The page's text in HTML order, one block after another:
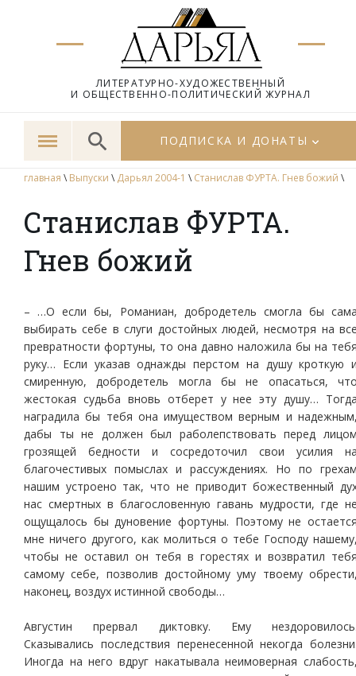
ЛИТЕРАТУРНО-ХУДОЖЕСТВЕННЫЙ
И ОБЩЕСТВЕННО-ПОЛИТИЧЕСКИЙ ЖУРНАЛ
ПОДПИСКА И ДОНАТЫ
главная \ Выпуски \ Дарьял 2004-1 \ Станислав ФУРТА. Гнев божий \
Станислав ФУРТА.
Гнев божий
– …О если бы, Романиан, добродетель смогла бы
выбирать себе в слуги достойных людей, несмотря на
превратности фортуны, то она давно наложила бы на
руку… Если указав однажды перстом на душу кроткую
смиренную, добродетель могла бы не опасаться,
жестокая судьба вновь отберет у нее эту душу…
наградила бы тебя она имуществом верным и
дабы ты не должен был раболепствовать перед
грозящей бедности и сосредоточил свои усилия
благочестивых помыслах и рассуждениях. Но по
нашим устроено так, что не приводит божественный
нас смертных в благословенную гавань мудрости, где
ощущалось бы дуновение фортуны. Поэтому не
мне ничего другого, как молиться о тебе Господу
чтобы не оставил он тебя в горестях и возвратил
самому себе, позволив достойному уму твоему
наконец, воздух истинной свободы…
Августин прервал диктовку. Ему
Сказывались последствия перенесенной некогда
Иногда на него вдруг накатывала неимоверная